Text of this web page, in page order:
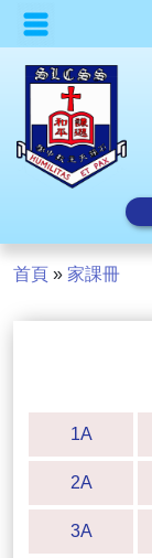
首頁 » 家課冊
1A
2A
3A